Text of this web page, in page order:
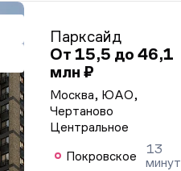
Парксайд
От 15,5 до 46,1
млн ₽
Москва, ЮАО,
Чертаново
Центральное
Покровское
13
минут